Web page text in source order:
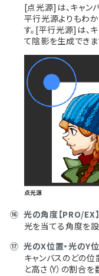
[点光源]は、キャン
平行光源よりもわ
す。[平行光源]は、
て陰影を生成できま
⑯ 光の角度【PRO/EX】
光を当てる角度を設
⑰ 光のX位置・光のY位
キャンバスのどの位
と高さ（Y）の割合